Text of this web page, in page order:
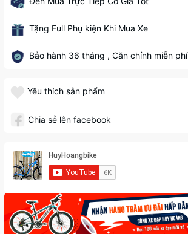
Tặng Full Phụ kiện Khi Mua Xe
Bảo hành 36 tháng , Căn chỉnh miễn phí
Yêu thích sản phẩm
Chia sẻ lên facebook